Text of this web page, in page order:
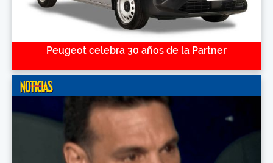
Peugeot celebra 30 años de la Partner